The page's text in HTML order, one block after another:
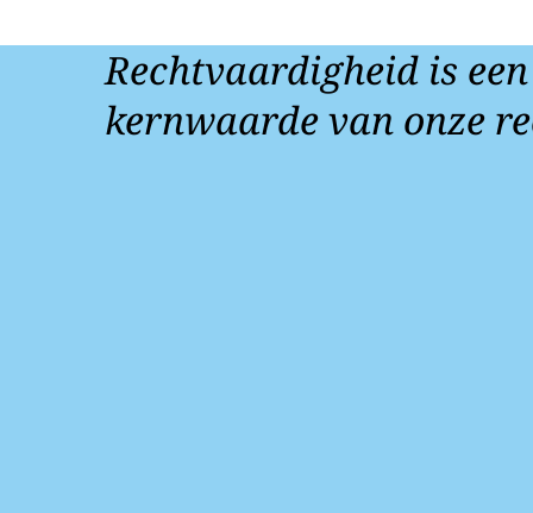
Rechtvaardigheid is een
kernwaarde van onze